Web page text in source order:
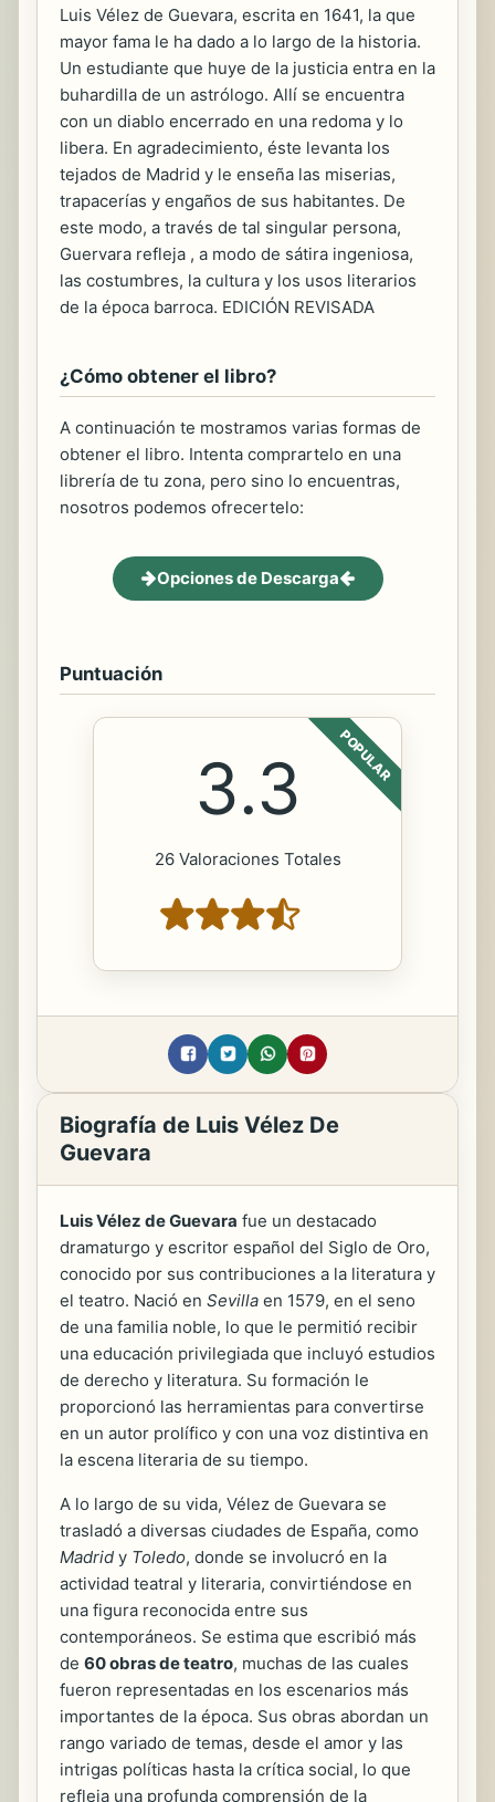
Luis Vélez de Guevara, escrita en 1641, la que
mayor fama le ha dado a lo largo de la historia.
Un estudiante que huye de la justicia entra en la
buhardilla de un astrólogo. Allí se encuentra
con un diablo encerrado en una redoma y lo
libera. En agradecimiento, éste levanta los
tejados de Madrid y le enseña las miserias,
trapacerías y engaños de sus habitantes. De
este modo, a través de tal singular persona,
Guervara refleja , a modo de sátira ingeniosa,
las costumbres, la cultura y los usos literarios
de la época barroca. EDICIÓN REVISADA
¿Cómo obtener el libro?
A continuación te mostramos varias formas de
obtener el libro. Intenta comprartelo en una
librería de tu zona, pero sino lo encuentras,
nosotros podemos ofrecertelo:
Opciones de Descarga
Puntuación
POPULAR
3.3
26 Valoraciones Totales
Biografía de Luis Vélez De
Guevara
Luis Vélez de Guevara fue un destacado
dramaturgo y escritor español del Siglo de Oro,
conocido por sus contribuciones a la literatura y
el teatro. Nació en Sevilla en 1579, en el seno
de una familia noble, lo que le permitió recibir
una educación privilegiada que incluyó estudios
de derecho y literatura. Su formación le
proporcionó las herramientas para convertirse
en un autor prolífico y con una voz distintiva en
la escena literaria de su tiempo.
A lo largo de su vida, Vélez de Guevara se
trasladó a diversas ciudades de España, como
Madrid y Toledo, donde se involucró en la
actividad teatral y literaria, convirtiéndose en
una figura reconocida entre sus
contemporáneos. Se estima que escribió más
de 60 obras de teatro, muchas de las cuales
fueron representadas en los escenarios más
importantes de la época. Sus obras abordan un
rango variado de temas, desde el amor y las
intrigas políticas hasta la crítica social, lo que
refleja una profunda comprensión de la